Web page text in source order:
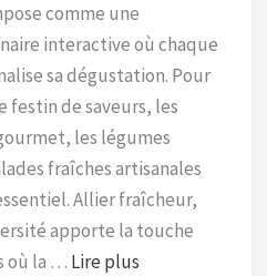
comme une
interactive où chaque
sa dégustation. Pour
festin de saveurs, les
les légumes
fraîches artisanales
Allier fraîcheur,
apporte la touche
où la … Lire plus